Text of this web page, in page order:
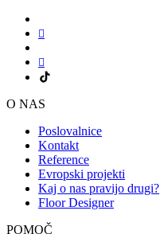
O NAS
Poslovalnice
Kontakt
Reference
Evropski projekti
Kaj o nas pravijo drugi?
Floor Designer
POMOČ